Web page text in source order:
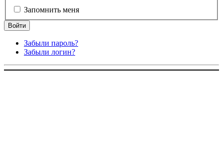
Запомнить меня
Забыли пароль?
Забыли логин?